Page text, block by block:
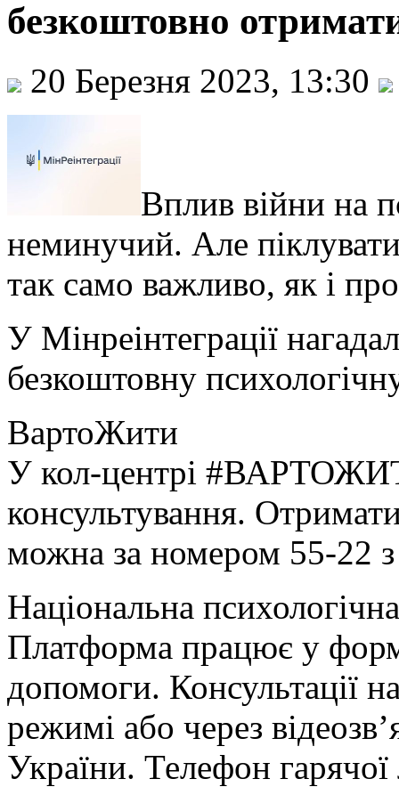
безкоштовно
20 Березня 2023, 13:30
Вплив війни на
неминучий. Але
так само важливо, як і
У Мінреінтеграції
безкоштовну
ВартоЖити
У кол-центрі
консультування.
можна за номером 55-22
Національна
Платформа працює у
допомоги. Консультації
режимі або через
України. Телефон